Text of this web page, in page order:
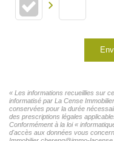
« Les informations recueillies sur
informatisé par La Cense
conservées pour la durée
des prescriptions légales
Conformément à la loi «
d'accès aux données vous